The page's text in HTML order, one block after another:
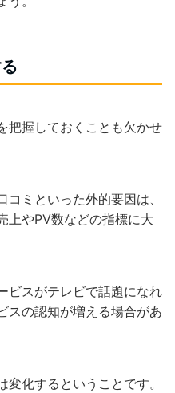
把握しておくことも欠かせ
ミといった外的要因は、
上やPV数などの指標に大
ビスがテレビで話題になれ
スの認知が増える場合があ
化するということです。